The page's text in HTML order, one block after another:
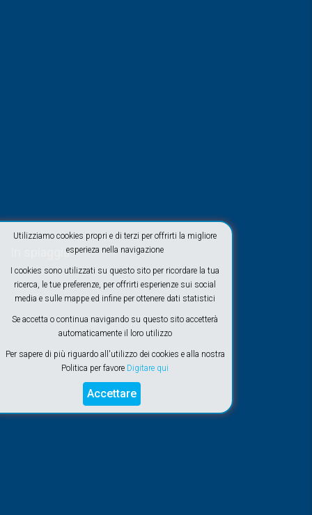
Utilizziamo cookies propri e di terzi per offrirti la migliore
esperieza nella navigazione
I cookies sono utilizzati su questo sito per ricordare la tua
ricerca, le tue preferenze, per offrirti esperienze sui social
media e sulle mappe ed infine per ottenere dati statistici
Se accetta o continua navigando su questo sito accetterà
automaticamente il loro utilizzo
Per sapere di più riguardo all'utilizzo dei cookies e alla nostra
Politica per favore Digitare qui
Accettare
In spiaggia